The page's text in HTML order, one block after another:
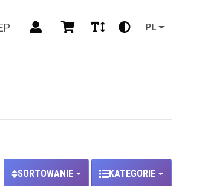
PL
SORTOWANIE KATEGORIE